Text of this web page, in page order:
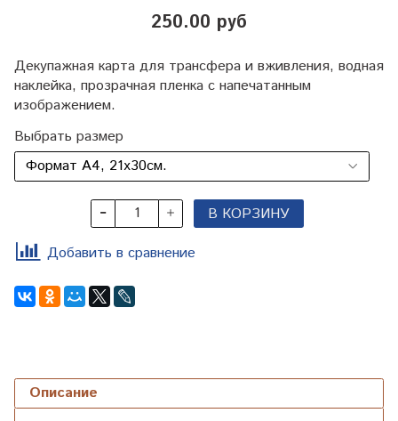
250.00 руб
Декупажная карта для трансфера и вживления, водная
наклейка, прозрачная пленка с напечатанным
изображением.
Выбрать размер
В КОРЗИНУ
Добавить в сравнение
Описание